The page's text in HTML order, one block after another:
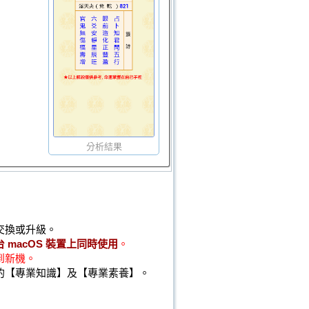
分析結果
或升級。
macOS 裝置上同時使用 。
機。
專業知識】及【專業素養】。